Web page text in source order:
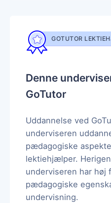
GOTUTOR
Denne
GoTutor
Uddannelse ved
underviseren
pædagogiske
lektiehjælper.
underviseren har høj
pædagogiske
undervisning.